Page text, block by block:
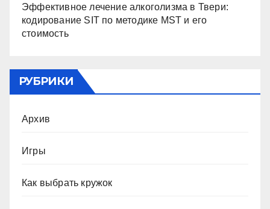
Эффективное лечение алкоголизма в Твери:
кодирование SIT по методике MST и его
стоимость
РУБРИКИ
Архив
Игры
Как выбрать кружок